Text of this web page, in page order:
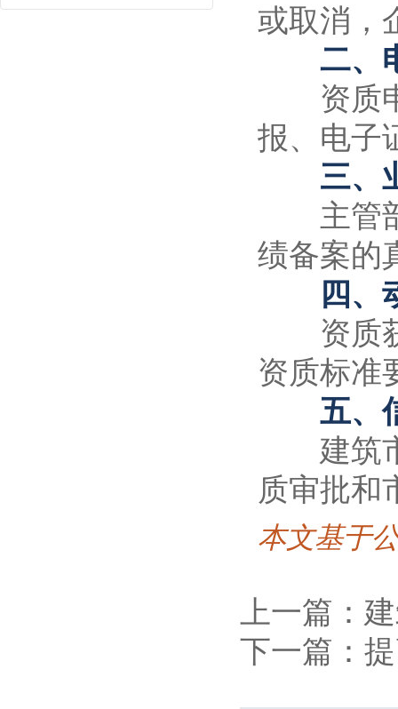
或取消，
二、电
资质申
报、电子
三、业
主管部
绩备案的
四、动
资质获
资质标准
五、信
建筑市
质审批和
本文基于
上一篇：
下一篇：